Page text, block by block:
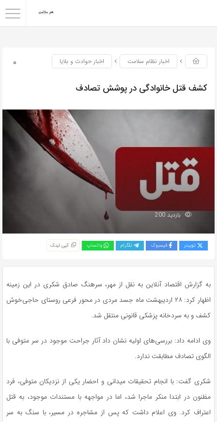
0 اخبار نظام سلامت اخبار حوادث و بلایا
کشف قتل خانوادگی در پوشش تصادف
بازدید 200
توییتر فیسبوک تلگرام واتساپ کپی لینک
به گزارش اقتصاد آنلاین به نقل از مهر، سرهنگ صادق شکری در این زمینه
اظهار کرد: ۲۸ اردیبهشت ماه جسد مردی در محور فرعی روستای حاجی‌خوش
کشف و به سردخانه پزشکی قانونی منتقل شد.
وی ادامه داد: بررسی‌های اولیه نشان داد آثار جراحت موجود در سر متوفی با
الگوی تصادف مطابقت ندارد.
شکری گفت: با انجام تحقیقات میدانی و احضار یکی از نزدیکان متوفی، فرد
مظنون در ابتدا منکر ماجرا شد، اما در مواجهه با مستندات موجود، به قتل
اعتراف کرد. وی اعلام داشت که پس از مشاجره در مسیر، با سنگ به سر